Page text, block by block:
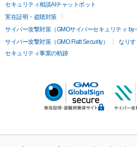
セキュリティ相談AIチャットボット
実在証明・盗聴対策
サイバー攻撃対策（GMOサイバーセキュリティ by
サイバー攻撃対策（GMO Flatt Security）
なり
セキュリティ事業の軌跡